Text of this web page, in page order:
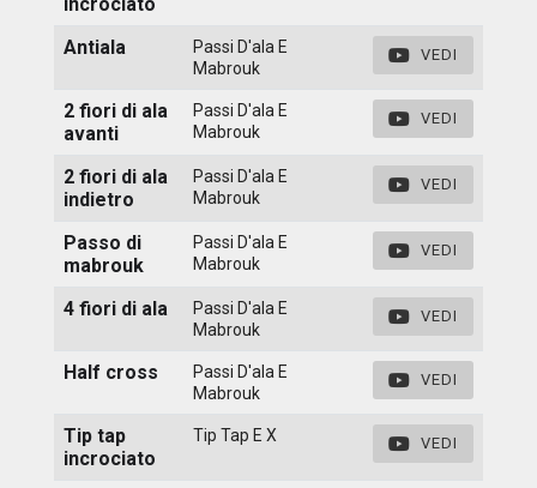
Antiala
Passi D'ala E
Mabrouk
VEDI
2 fiori di ala
avanti
Passi D'ala E
Mabrouk
VEDI
2 fiori di ala
indietro
Passi D'ala E
Mabrouk
VEDI
Passo di
mabrouk
Passi D'ala E
Mabrouk
VEDI
4 fiori di ala
Passi D'ala E
Mabrouk
VEDI
Half cross
Passi D'ala E
Mabrouk
VEDI
Tip tap
incrociato
Tip Tap E X VEDI